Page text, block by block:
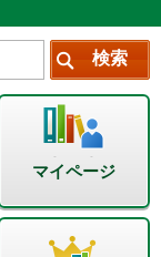
マイページ